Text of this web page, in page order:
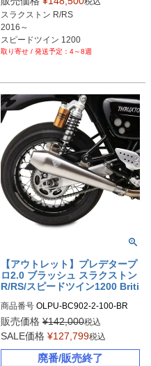
スラクストン R/RS
2016～
スピードツイン 1200
2020～2024
4～8週
【アウトレット】プレデタープ
ロ2.0 ブラッシュ スラクストン
R/RS/スピードツイン1200 Briti
商品番号
販売価格 ¥142,000税込
SALE価格 ¥127,799税込
廃番/販売終了